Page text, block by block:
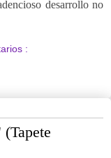
desarrollo no
: